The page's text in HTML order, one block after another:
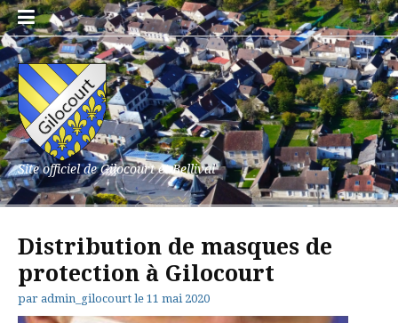
Aller
au
contenu
Site officiel de Gilocourt et Bellival
Distribution de masques de
protection à Gilocourt
par admin_gilocourt le 11 mai 2020